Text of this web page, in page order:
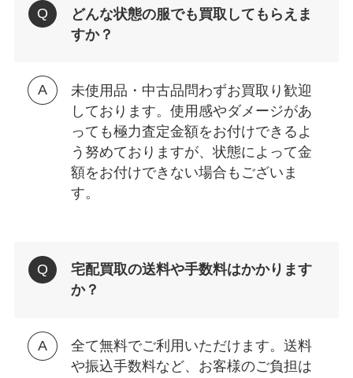
どんな状態の服でも買取してもらえま
すか？
未使用品・中古品問わずお買取り歓迎
しております。使用感やダメージがあ
っても極力査定金額をお付けできるよ
う努めておりますが、状態によって金
額をお付けできない場合もございま
す。
宅配買取の送料や手数料はかかります
か？
全て無料でご利用いただけます。送料
や振込手数料など、お客様のご負担は